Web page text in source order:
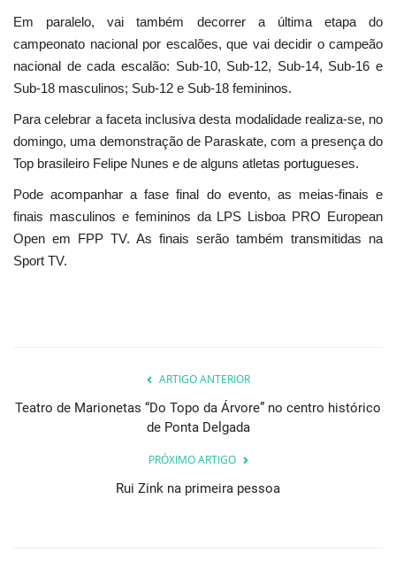
Em paralelo, vai também decorrer a última etapa do
campeonato nacional por escalões, que vai decidir o campeão
nacional de cada escalão: Sub-10, Sub-12, Sub-14, Sub-16 e
Sub-18 masculinos; Sub-12 e Sub-18 femininos.
Para celebrar a faceta inclusiva desta modalidade realiza-se, no
domingo, uma demonstração de Paraskate, com a presença do
Top brasileiro Felipe Nunes e de alguns atletas portugueses.
Pode acompanhar a fase final do evento, as meias-finais e
finais masculinos e femininos da LPS Lisboa PRO European
Open em FPP TV. As finais serão também transmitidas na
Sport TV.
ARTIGO ANTERIOR
Teatro de Marionetas “Do Topo da Árvore” no centro histórico
de Ponta Delgada
PRÓXIMO ARTIGO
Rui Zink na primeira pessoa